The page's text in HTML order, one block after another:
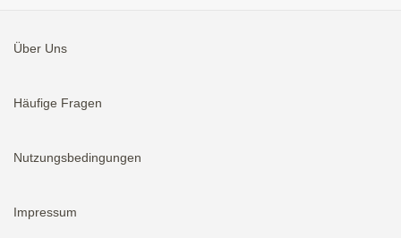
Über Uns
Häufige Fragen
Nutzungsbedingungen
Impressum